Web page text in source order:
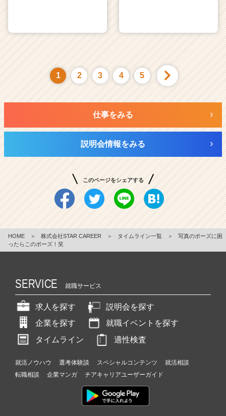
1 2 3 4 5
仕事をみる
説明会情報をみる
このページをシェアする
HOME ＞ 株式会社STAR CAREER ＞ タイムライン一覧 ＞
写真のポーズに困
ったらこのポーズ！笑
SERVICE 就職サービス
求人を探す
説明会を探す
企業を探す
就職イベントを探す
タイムライン
適性検査
就活ノウハウ 選考体験談 スペシャルコンテンツ
就活相談
転職相談
企業マンガ チアキャリアユーザーガイド